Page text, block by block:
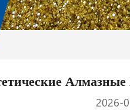
2026-